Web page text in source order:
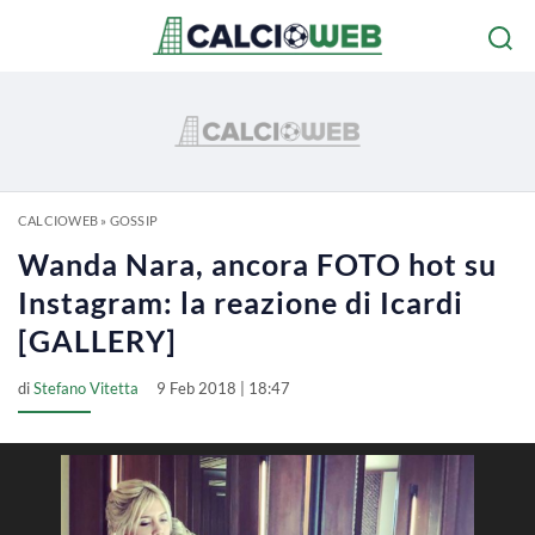
CALCIOWEB» GOSSIP
Wanda Nara, ancora FOTO hot su
Instagram: la reazione di Icardi
[GALLERY]
diStefano Vitetta 9 Feb 2018 | 18:47